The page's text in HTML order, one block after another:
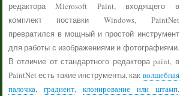
редактора Microsoft Paint, входящего в
комплект поставки Windows, PaintNet
превратился в мощный и простой инструмент
для работы с изображениями и фотографиями.
В отличие от стандартного редактора paint, в
PaintNet есть такие инструменты, как волшебная
палочка, градиент, клонирование или штамп.